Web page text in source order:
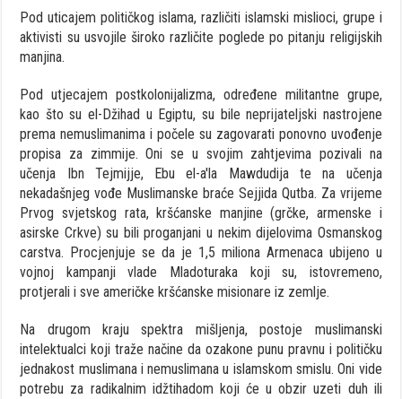
Pod uticajem političkog islama, različiti islamski mislioci, grupe i
aktivisti su usvojile široko različite poglede po pitanju religijskih
manjina.
Pod utjecajem postkolonijalizma, određene militantne grupe,
kao što su el-Džihad u Egiptu, su bile neprijateljski nastrojene
prema nemuslimanima i počele su zagovarati ponovno uvođenje
propisa za zimmije. Oni se u svojim zahtjevima pozivali na
učenja Ibn Tejmijje, Ebu el-a'la Mawdudija te na učenja
nekadašnjeg vođe Muslimanske braće Sejjida Qutba. Za vrijeme
Prvog svjetskog rata, kršćanske manjine (grčke, armenske i
asirske Crkve) su bili proganjani u nekim dijelovima Osmanskog
carstva. Procjenjuje se da je 1,5 miliona Armenaca ubijeno u
vojnoj kampanji vlade Mladoturaka koji su, istovremeno,
protjerali i sve američke kršćanske misionare iz zemlje.
Na drugom kraju spektra mišljenja, postoje muslimanski
intelektualci koji traže načine da ozakone punu pravnu i političku
jednakost muslimana i nemuslimana u islamskom smislu. Oni vide
potrebu za radikalnim idžtihadom koji će u obzir uzeti duh ili